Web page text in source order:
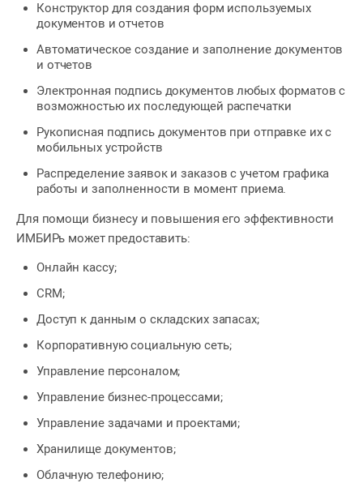
Конструктор для создания форм используемых
документов и отчетов
Автоматическое создание и заполнение документов
и отчетов
Электронная подпись документов любых форматов с
возможностью их последующей распечатки
Рукописная подпись документов при отправке их с
мобильных устройств
Распределение заявок и заказов с учетом графика
работы и заполненности в момент приема.
Для помощи бизнесу и повышения его эффективности
ИМБИРь может предоставить:
Онлайн кассу;
CRM;
Доступ к данным о складских запасах;
Корпоративную социальную сеть;
Управление персоналом;
Управление бизнес-процессами;
Управление задачами и проектами;
Хранилище документов;
Облачную телефонию;